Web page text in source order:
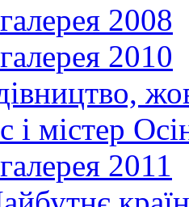
2008
2010
і містер
2011